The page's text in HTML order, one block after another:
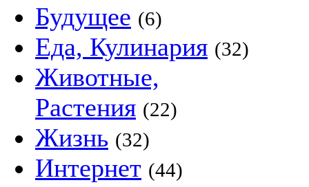
Будущее (6)
Еда, Кулинария (32)
Животные,
Растения (22)
Жизнь (32)
Интернет (44)